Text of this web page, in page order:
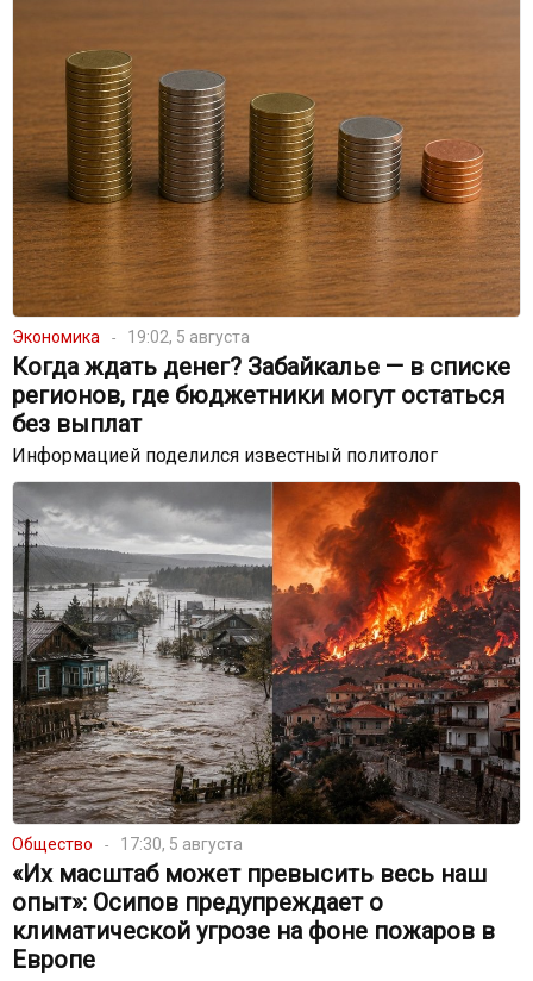
Экономика 19:02, 5 августа
Когда ждать денег? Забайкалье — в списке
регионов, где бюджетники могут остаться
без выплат
Информацией поделился известный политолог
Общество 17:30, 5 августа
«Их масштаб может превысить весь наш
опыт»: Осипов предупреждает о
климатической угрозе на фоне пожаров в
Европе